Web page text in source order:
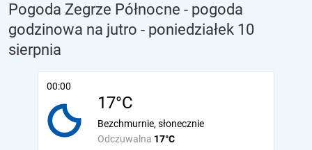
Pogoda Zegrze Północne - pogoda
godzinowa na jutro - poniedziałek 10
sierpnia
00:00
17°C
Odczuwalna 17°C
Bezchmurnie, słonecznie